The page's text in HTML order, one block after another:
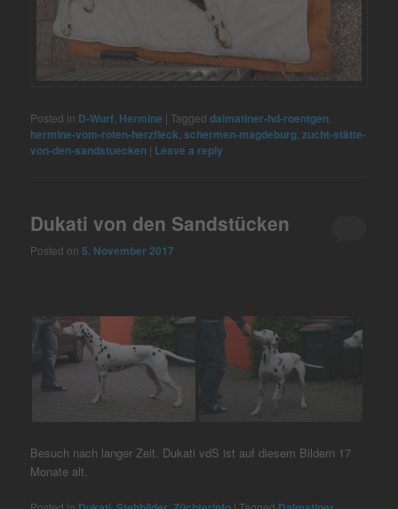
Posted in D-Wurf Hermine |Tagged dalmatiner-hd-roentgen
hermine-vom-roten-herzfleck ,schermen-magdeburg ,zucht-stätte-
von-den-sandstuecken | Leave a reply
Dukati von den Sandstücken
Posted on5. November 2017
Besuch nach langer Zeit. Dukati vdS ist auf diesem Bildern 17
Monate alt.